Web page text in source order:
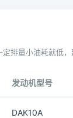
排量小油耗就低
发动机型号
DAK10A